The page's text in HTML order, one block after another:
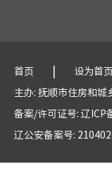
首页 | 设为首页
主办: 抚顺市住房和城
备案/许可证号: 辽
辽公安备案号: